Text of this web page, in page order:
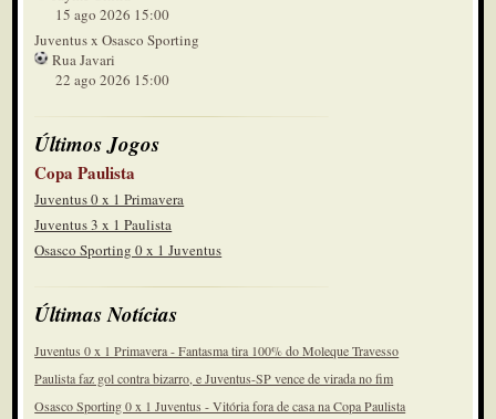
39' Falta Juventus
37'
36'
2º tempo
Chute deles pra fora
36'
32'
Juiz expulsou algum reserva do
31'
2º tempo
Madison marca mas também é
anulado por impedimento
15 ago 2026 15:00
Juventus x Osasco Sporting
Rua Javari
22 ago 2026 15:00
Últimos Jogos
Copa Paulista
Juventus 0 x 1 Primavera
Juventus 3 x 1 Paulista
Osasco Sporting 0 x 1 Juventus
Últimas Notícias
Juventus 0 x 1 Primavera - Fantasma tira 100% do Moleque Travesso
Paulista faz gol contra bizarro, e Juventus-SP vence de virada no fim
Osasco Sporting 0 x 1 Juventus - Vitória fora de casa na Copa Paulista